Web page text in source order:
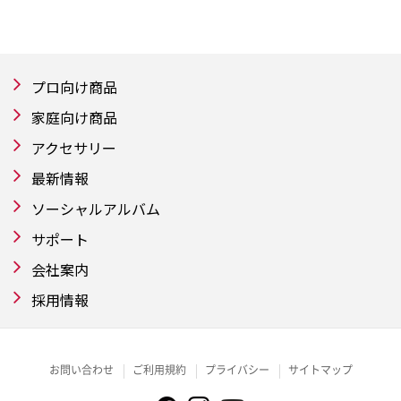
プロ向け商品
家庭向け商品
アクセサリー
最新情報
ソーシャルアルバム
サポート
会社案内
採用情報
お問い合わせ ご利用規約 プライバシー サイトマップ